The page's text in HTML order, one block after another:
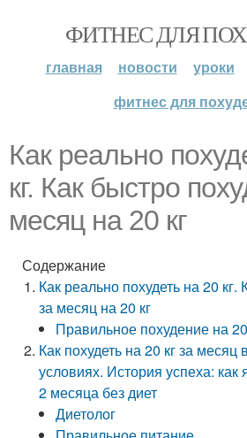
ФИТНЕС ДЛЯ
главная новости уроки
фитнес для
Как реально
кг. Как быстро
месяц на 20 кг
Содержание
Как реально похудеть на 20 кг.
за месяц на 20 кг
Правильное похудение на 20
Как похудеть на 20 кг за
условиях. История успеха: как
2 месяца без диет
Диетолог